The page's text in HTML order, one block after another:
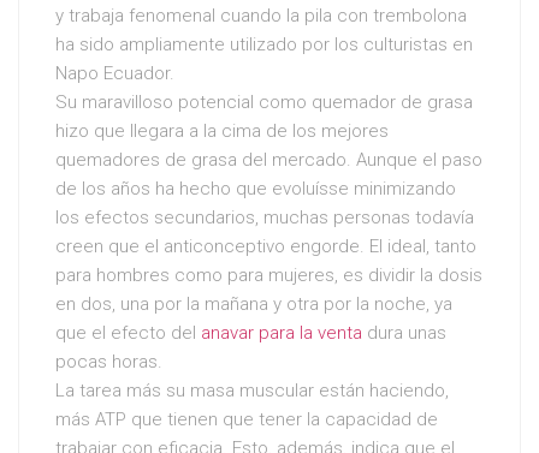
y trabaja fenomenal cuando la pila con trembolona
ha sido ampliamente utilizado por los culturistas en
Napo Ecuador.
Su maravilloso potencial como quemador de grasa
hizo que llegara a la cima de los mejores
quemadores de grasa del mercado. Aunque el paso
de los años ha hecho que evoluísse minimizando
los efectos secundarios, muchas personas todavía
creen que el anticonceptivo engorde. El ideal, tanto
para hombres como para mujeres, es dividir la dosis
en dos, una por la mañana y otra por la noche, ya
que el efecto del anavar para la venta dura unas
pocas horas.
La tarea más su masa muscular están haciendo,
más ATP que tienen que tener la capacidad de
trabajar con eficacia. Esto, además, indica que el